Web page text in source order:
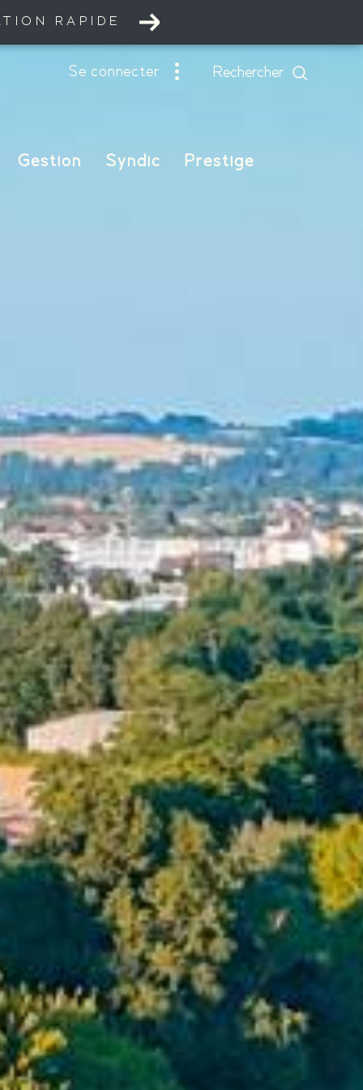
RAPIDE
se connecter rechercher
Gestion Syndic Prestige